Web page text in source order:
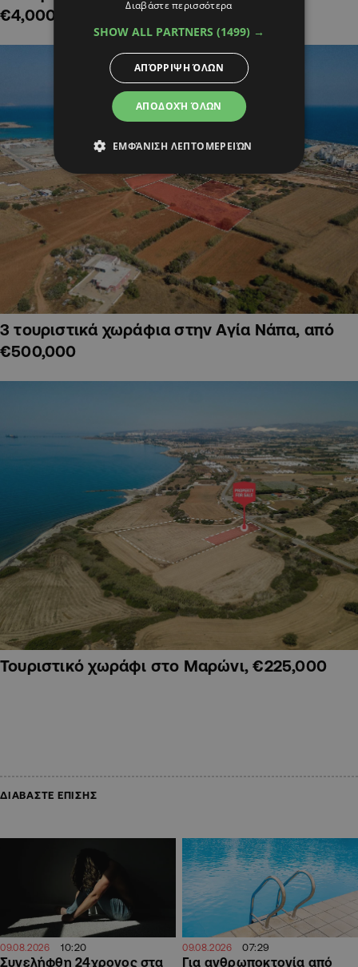
€4,000,000
3 τουριστικά χωράφια στην Αγία Νάπα, από
€500,000
Τουριστικό χωράφι στο Μαρώνι, €225,000
ΔΙΑΒΑΣΤΕ ΕΠΙΣΗΣ
09.08.2026 10:20
Συνελήφθη 24χρονος στα
09.08.2026 07:29
Για ανθρωποκτονία από
Διαβάστε περισσότερα
SHOW ALL PARTNERS (1499) →
ΑΠΟΔΟΧΉ ΌΛΩΝ
ΑΠΌΡΡΙΨΗ ΌΛΩΝ
ΕΜΦΆΝΙΣΗ ΛΕΠΤΟΜΕΡΕΙΏΝ